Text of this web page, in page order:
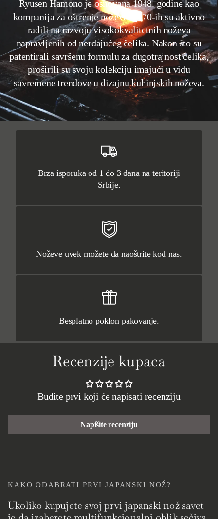
Ryusen Hamono je osnovana 1948. godine kao
kompanija za oštrenje noževa. 1970-ih su aktivno
radili na razvoju visokokvalitetnih noževa
napravljenih od nerđajućeg čelika. Nakon što su
patentirali savršenu formulu za dugotrajnost čelika,
proširili su svoju kolekciju imajući u vidu
savremene trendove u dizajnu kuhinjskih noževa.
Brza isporuka od 1 do 3 dana na teritoriji
Srbije.
Noževe uvek možete da naoštrite kod nas.
Besplatno poklon pakovanje.
Recenzije kupaca
Budite prvi koji će napisati recenziju
Napišite recenziju
KAKO ODABRATI PRVI JAPANSKI NOŽ?
Ukoliko kupujete svoj prvi japanski nož savet